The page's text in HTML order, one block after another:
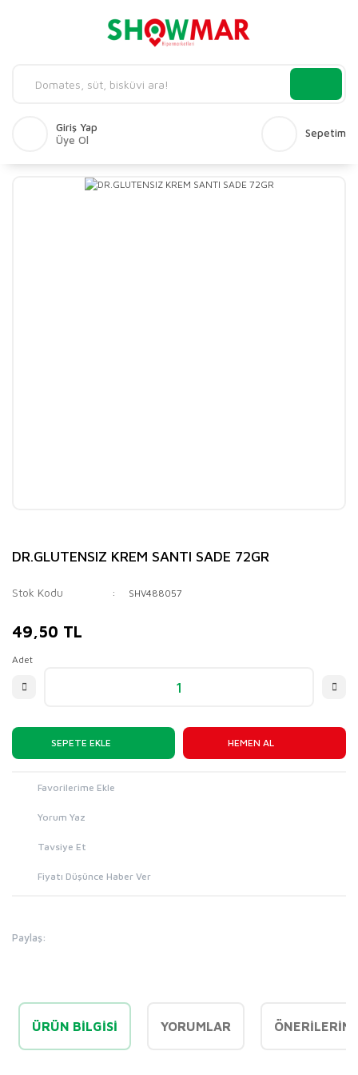
Giriş Yap
Üye Ol
Sepetim
DR.GLUTENSIZ KREM SANTI SADE 72GR
Stok Kodu SHV488057
49,50 TL
Adet
SEPETE EKLE HEMEN AL
Yorum Yaz
Tavsiye Et
Fiyatı Düşünce Haber Ver
Paylaş:
ÜRÜN BILGISI YORUMLAR